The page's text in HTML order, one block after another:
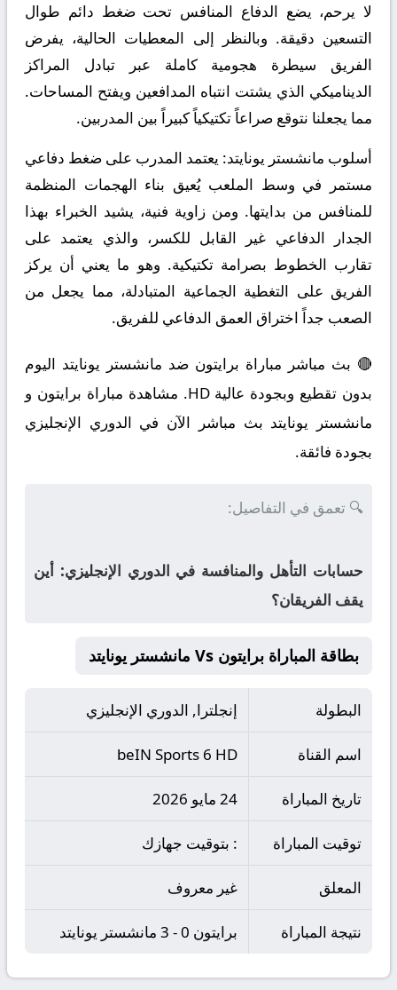
لا يرحم، يضع الدفاع المنافس تحت ضغط دائم طوال
التسعين دقيقة. وبالنظر إلى المعطيات الحالية، يفرض
الفريق سيطرة هجومية كاملة عبر تبادل المراكز
الديناميكي الذي يشتت انتباه المدافعين ويفتح المساحات.
مما يجعلنا نتوقع صراعاً تكتيكياً كبيراً بين المدربين.
أسلوب مانشستر يونايتد: يعتمد المدرب على ضغط دفاعي
مستمر في وسط الملعب يُعيق بناء الهجمات المنظمة
للمنافس من بدايتها. ومن زاوية فنية، يشيد الخبراء بهذا
الجدار الدفاعي غير القابل للكسر، والذي يعتمد على
تقارب الخطوط بصرامة تكتيكية. وهو ما يعني أن يركز
الفريق على التغطية الجماعية المتبادلة، مما يجعل من
الصعب جداً اختراق العمق الدفاعي للفريق.
🔴 بث مباشر مباراة برايتون ضد مانشستر يونايتد اليوم
بدون تقطيع وبجودة عالية HD. مشاهدة مباراة برايتون و
مانشستر يونايتد بث مباشر الآن في الدوري الإنجليزي
بجودة فائقة.
🔍 تعمق في التفاصيل:
حسابات التأهل والمنافسة في الدوري الإنجليزي: أين
يقف الفريقان؟
بطاقة المباراة برايتون Vs مانشستر يونايتد
البطولة إنجلترا, الدوري الإنجليزي
اسم القناة beIN Sports 6 HD
تاريخ المباراة 24 مايو 2026
توقيت المباراة : بتوقيت جهازك
المعلق غير معروف
نتيجة المباراة برايتون 0 - 3 مانشستر يونايتد